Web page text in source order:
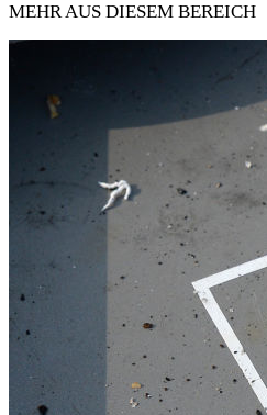
MEHR AUS DIESEM BEREICH